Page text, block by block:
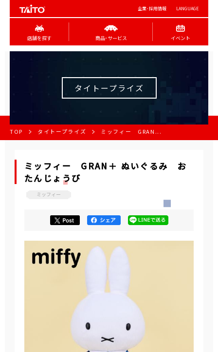
企業･採用情報 LANGUAGE
店舗を探す 商品･サービス イベント
タイトープライズ
TOP タイトープライズ ミッフィー GRAN...
ミッフィー GRAN＋ ぬいぐるみ お
たんじょうび
ミッフィー